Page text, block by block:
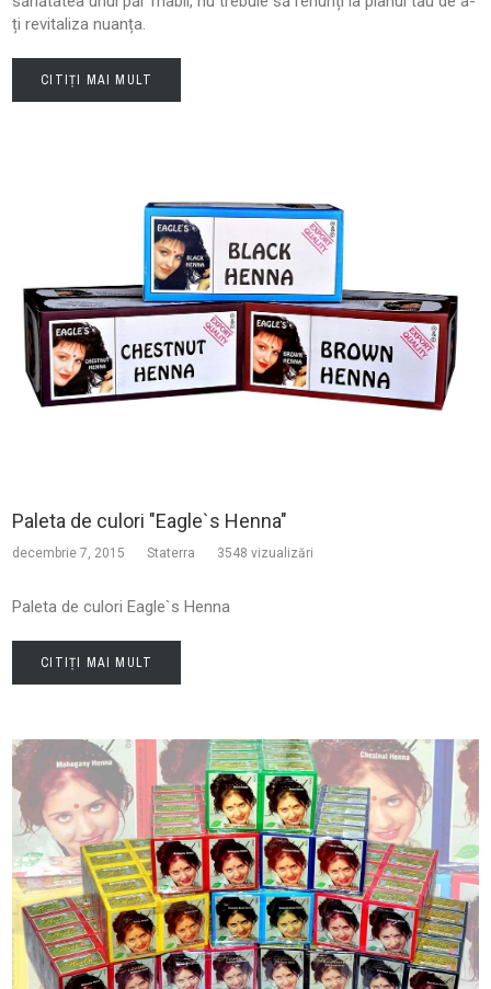
ți revitaliza nuanța.
CITIȚI MAI MULT
Paleta de culori "Eagle`s Henna"
decembrie 7, 2015 Staterra 3548 vizualizări
Paleta de culori Eagle`s Henna
CITIȚI MAI MULT